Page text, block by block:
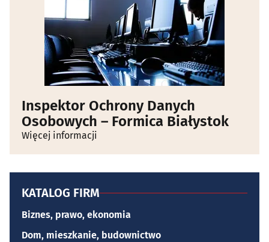
Inspektor Ochrony Danych
Osobowych – Formica Białystok
Więcej informacji
KATALOG FIRM
Biznes, prawo, ekonomia
Dom, mieszkanie, budownictwo